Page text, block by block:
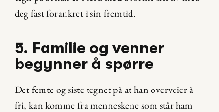
deg fast forankret i sin fremtid.
5. Familie og venner
begynner å spørre
Det femte og siste tegnet på at han overveier å
fri, kan komme fra menneskene som står ham